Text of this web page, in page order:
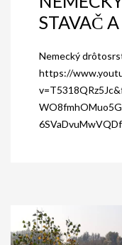
STAVAČ
Nemecký
https://